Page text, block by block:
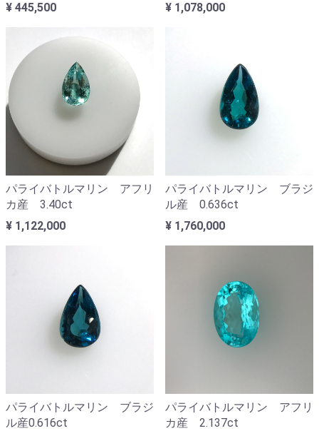
¥ 445,500
¥ 1,078,000
パライバトルマリン アフリ
カ産 3.40ct
¥ 1,122,000
パライバトルマリン ブラジ
ル産 0.636ct
¥ 1,760,000
パライバトルマリン ブラジ
ル産0.616ct
パライバトルマリン アフリ
カ産 2.137ct